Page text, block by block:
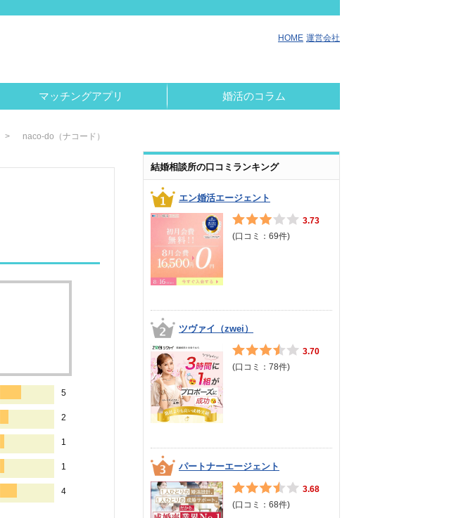
HOME 運営会社
マッチングアプリ 婚活のコラム
naco-do（ナコード）
5
2
1
1
4
結婚相談所の口コミランキング
エン婚活エージェント
3.73
(口コミ：69件)
ツヴァイ（zwei）
3.70
(口コミ：78件)
パートナーエージェント
3.68
(口コミ：68件)